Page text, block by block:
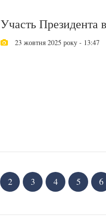
Участь Президента
23 жовтня 2025 року - 13:47
2 3 4 5 6